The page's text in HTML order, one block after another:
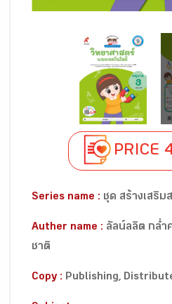
PRICE
Series name : ชุด สร้างเสริม
Auther name :
ชาติ
Copy : Publishing,